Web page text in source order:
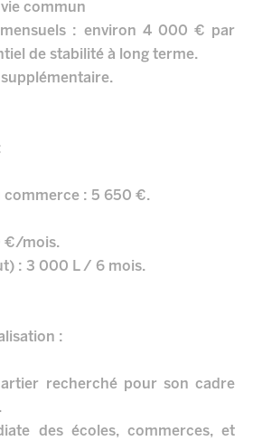
commun
: environ 4 000 € par
de stabilité à long terme.
commerce : 5 650 €.
€/mois.
: 3 000 L / 6 mois.
:
recherché pour son cadre
des écoles, commerces, et